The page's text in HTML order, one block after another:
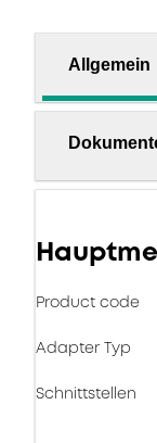
Allgemein
Product code
Adapter Typ
Schnittstellen